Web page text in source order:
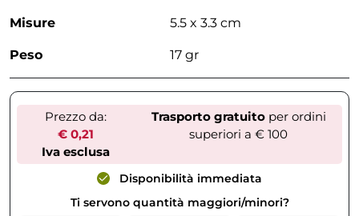
Misure 5.5 x 3.3 cm
Peso 17 gr
Prezzo da:
€ 0,21
Iva esclusa
Trasporto gratuitoper ordini
superiori a € 100
Disponibilità immediata
Ti servono quantità maggiori/minori?